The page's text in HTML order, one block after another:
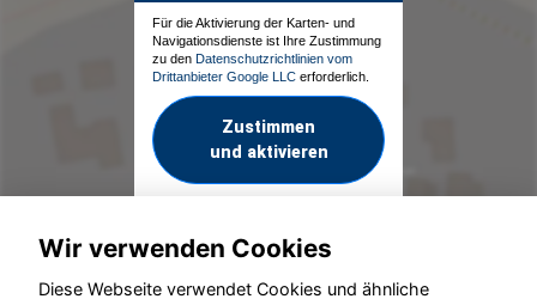
Für die Aktivierung der Karten- und
Navigationsdienste ist Ihre Zustimmung
zu den Datenschutzrichtlinien vom
Drittanbieter Google LLC erforderlich.
Zustimmen
und aktivieren
Wir verwenden Cookies
Diese Webseite verwendet Cookies und ähnliche